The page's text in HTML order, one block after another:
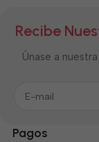
Recibe
Únase a
Pagos